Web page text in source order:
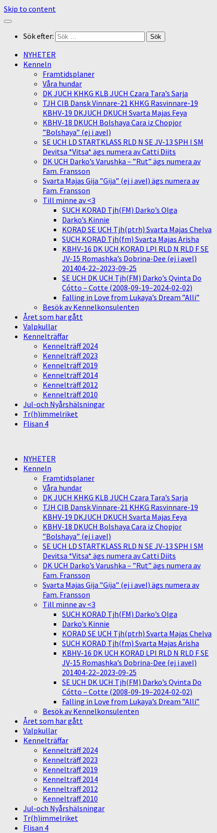
Skip to content
Sök efter:
NYHETER
Kenneln
Framtidsplaner
Våra hundar
DK JUCH KHKG KLB JUCH Czara Tara’s Sarja
TJH CIB Dansk Vinnare-21 KHKG Rasvinnare-19
KBHV-19 DKJUCH DKUCH Svarta Majas Feya
KBHV-18 DKUCH Bolshaya Cara iz Chopjor
”Bolshaya” (ej i avel)
SE UCH LD STARTKLASS RLD N SE JV-13 SPH I SM
Devitsa *Vitsa* ägs numera av Catti Diits
DK UCH Darko’s Varushka – ”Rut” ägs numera av
Fam. Fransson
Svarta Majas Gija ”Gija” (ej i avel) ägs numera av
Fam. Fransson
Till minne av <3
SUCH KORAD Tjh(FM) Darko’s Olga
Darko’s Kinnie
KORAD SE UCH Tjh(ptrh) Svarta Majas Chelva
SUCH KORAD Tjh(fm) Svarta Majas Arisha
KBHV-16 DK UCH KORAD LPI RLD N RLD F SE
JV-15 Romashka’s Dobrina-Dee (ej i avel)
201404-22–2023-09-25
SE UCH DK UCH Tjh(FM) Darko’s Qvinta Do
Cótto – Cotte (2008-09-19–2024-02-02)
Falling in Love from Lukaya’s Dream ”Alli”
Besök av Kennelkonsulenten
Året som har gått
Valpkullar
Kennelträffar
Kennelträff 2024
Kennelträff 2023
Kennelträff 2019
Kennelträff 2014
Kennelträff 2012
Kennelträff 2010
Jul-och Nyårshälsningar
Tr(h)immelriket
Flisan 4
NYHETER
Kenneln
Framtidsplaner
Våra hundar
DK JUCH KHKG KLB JUCH Czara Tara’s Sarja
TJH CIB Dansk Vinnare-21 KHKG Rasvinnare-19
KBHV-19 DKJUCH DKUCH Svarta Majas Feya
KBHV-18 DKUCH Bolshaya Cara iz Chopjor
”Bolshaya” (ej i avel)
SE UCH LD STARTKLASS RLD N SE JV-13 SPH I SM
Devitsa *Vitsa* ägs numera av Catti Diits
DK UCH Darko’s Varushka – ”Rut” ägs numera av
Fam. Fransson
Svarta Majas Gija ”Gija” (ej i avel) ägs numera av
Fam. Fransson
Till minne av <3
SUCH KORAD Tjh(FM) Darko’s Olga
Darko’s Kinnie
KORAD SE UCH Tjh(ptrh) Svarta Majas Chelva
SUCH KORAD Tjh(fm) Svarta Majas Arisha
KBHV-16 DK UCH KORAD LPI RLD N RLD F SE
JV-15 Romashka’s Dobrina-Dee (ej i avel)
201404-22–2023-09-25
SE UCH DK UCH Tjh(FM) Darko’s Qvinta Do
Cótto – Cotte (2008-09-19–2024-02-02)
Falling in Love from Lukaya’s Dream ”Alli”
Besök av Kennelkonsulenten
Året som har gått
Valpkullar
Kennelträffar
Kennelträff 2024
Kennelträff 2023
Kennelträff 2019
Kennelträff 2014
Kennelträff 2012
Kennelträff 2010
Jul-och Nyårshälsningar
Tr(h)immelriket
Flisan 4